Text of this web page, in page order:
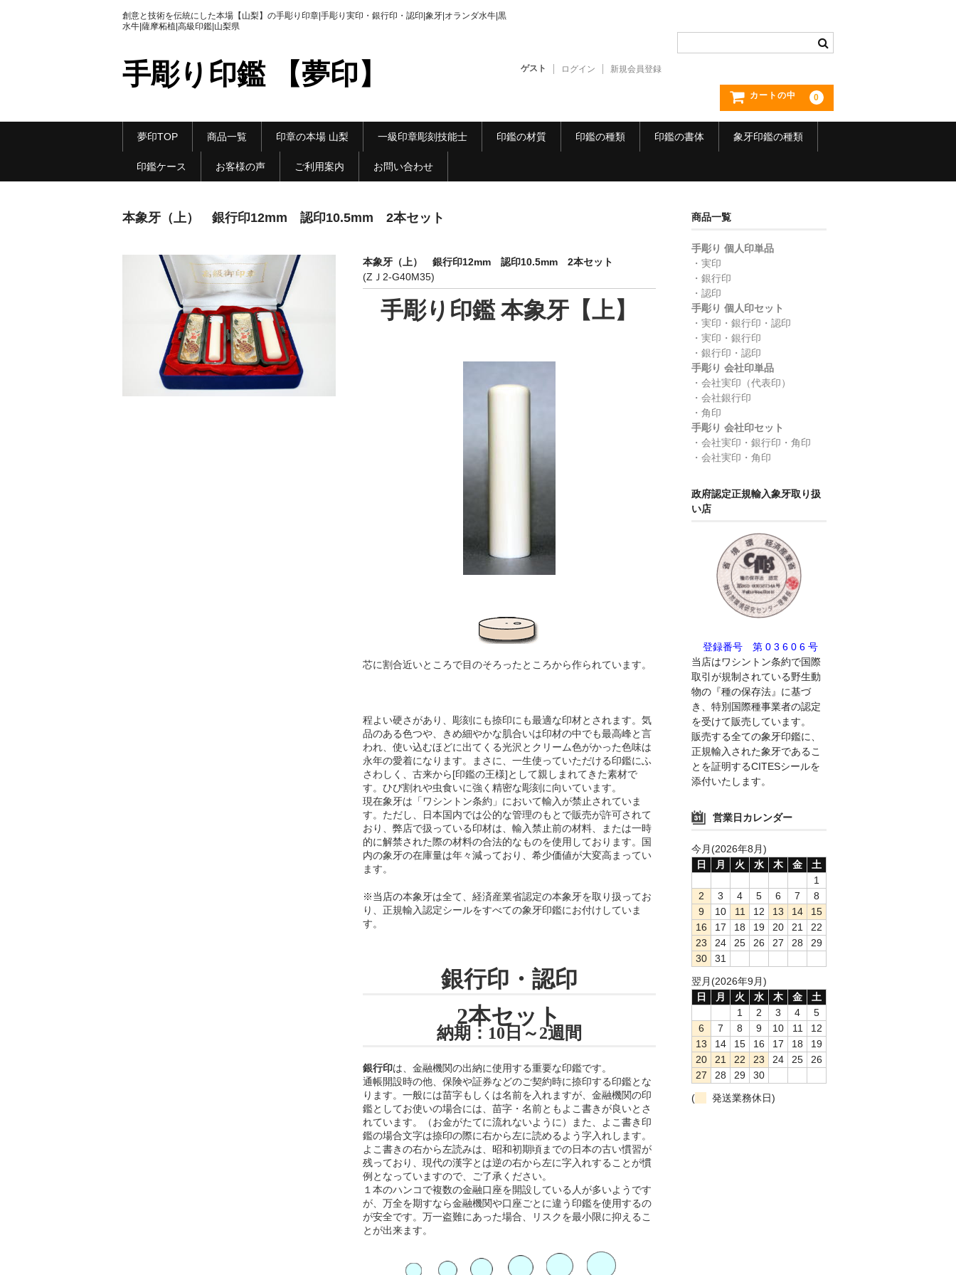
創意と技術を伝統にした本場【山梨】の手彫り印章|手彫り実印・銀行印・認印|象牙|オランダ水牛|黒
水牛|薩摩柘植|高級印鑑|山梨県
手彫り印鑑 【夢印】 ゲスト ログイン 新規会員登録
カートの中 0
夢印TOP 商品一覧 印章の本場 山梨 一級印章彫刻技能士 印鑑の材質 印鑑の種類 印鑑の書体 象牙印鑑の種類
印鑑ケース お客様の声 ご利用案内 お問い合わせ
本象牙（上） 銀行印12mm 認印10.5mm 2本セット
本象牙（上） 銀行印12mm 認印10.5mm 2本セット
(ZＪ2-G40M35)
手彫り印鑑 本象牙【上】
芯に割合近いところで目のそろったところから作られています。
程よい硬さがあり、彫刻にも捺印にも最適な印材とされます。気
品のある色つや、きめ細やかな肌合いは印材の中でも最高峰と言
われ、使い込むほどに出てくる光沢とクリーム色がかった色味は
永年の愛着になります。まさに、一生使っていただける印鑑にふ
さわしく、古来から[印鑑の王様]として親しまれてきた素材で
す。ひび割れや虫食いに強く精密な彫刻に向いています。
現在象牙は「ワシントン条約」において輸入が禁止されていま
す。ただし、日本国内では公的な管理のもとで販売が許可されて
おり、弊店で扱っている印材は、輸入禁止前の材料、または一時
的に解禁された際の材料の合法的なものを使用しております。国
内の象牙の在庫量は年々減っており、希少価値が大変高まってい
ます。
※当店の本象牙は全て、経済産業省認定の本象牙を取り扱ってお
り
、正規輸入認定シールをすべての象牙印鑑にお付けしていま
す。
銀行印・認印
2本セット
納期：10日～2週間
銀行印は、金融機関の出納に使用する重要な印鑑です。
通帳開設時の他、保険や証券などのご契約時に捺印する印鑑とな
ります。一般には苗字もしくは名前を入れますが、金融機関の印
鑑としてお使いの場合には、苗字・名前ともよこ書きが良いとさ
れています。（お金がたてに流れないように）また、よこ書き印
鑑の場合文字は捺印の際に右から左に読めるよう字入れします。
よこ書きの右から左読みは、昭和初期頃までの日本の古い慣習が
残っており、現代の漢字とは逆の右から左に字入れすることが慣
例となっていますので、ご了承ください。
１本のハンコで複数の金融口座を開設している人が多いようです
が、万全を期すなら金融機関や口座ごとに違う印鑑を使用するの
が安全です。万一盗難にあった場合、リスクを最小限に抑えるこ
とが出来ます。
商品一覧
手彫り 個人印単品
・実印
・銀行印
・認印
手彫り 個人印セット
・実印・銀行印・認印
・実印・銀行印
・銀行印・認印
手彫り 会社印単品
・会社実印（代表印）
・会社銀行印
・角印
手彫り 会社印セット
・会社実印・銀行印・角印
・会社実印・角印
政府認定正規輸入象牙取り扱
い店
登録番号 第 0 3 6 0 6 号
当店はワシントン条約で国際
取引が規制されている野生動
物の『種の保存法』に基づ
き、特別国際種事業者の認定
を受けて販売しています。
販売する全ての象牙印鑑に、
正規輸入された象牙であるこ
とを証明するCITESシールを
添付いたします。
営業日カレンダー
今月(2026年8月)
日
月 火 水 木 金
土
1
2
3 4 5 6 7
8
9
10 11 12 13 14
15
16
17 18 19 20 21
22
23
24 25 26 27 28
29
30
31
翌月(2026年9月)
日
月 火 水 木 金
土
1
2 3 4
5
6
7 8 9 10 11
12
13
14 15 16 17 18
19
20
21 22 23 24 25
26
27
28 29
30
(
発送業務休日)